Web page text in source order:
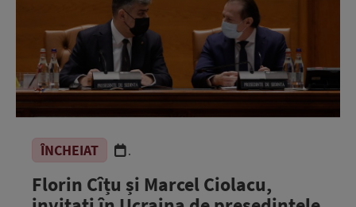
ÎNCHEIAT .
Florin Cîțu și Marcel Ciolacu,